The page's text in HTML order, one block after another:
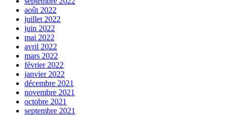
août 2022
juillet 2022
juin 2022
mai 2022
avril 2022
mars 2022
février 2022
janvier 2022
décembre 2021
novembre 2021
octobre 2021
septembre 2021